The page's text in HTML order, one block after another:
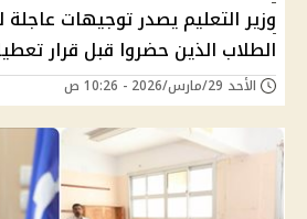
وزير التعليم يصدر توجيهات
الطلاب الذين حضروا قبل قرار
الأحد 29/مارس/2026 - 10:26 ص